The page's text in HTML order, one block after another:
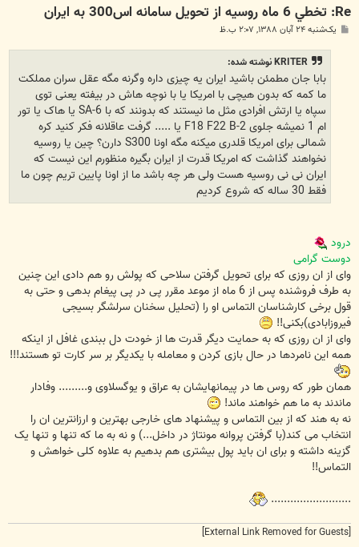
Re: تخطي 6 ماه روسيه از تحويل سامانه اس300 به ايران
یک‌شنبه ۲۴ آبان ۱۳۸۸, ۲:۰۷ ب.ظ
KRITER نوشته شده:
بابا جان مطمئن باشید ایران یه چیزی داره وگرنه مگه عقل سران مملکت
ما کمه که بدون هیچی با امریکا یا با نوچه هاش در بیفته یعنی توی
سپاه یا ارتش افرادی مثل ما نیستند که بدونند که با SA-6 یا هاک یا تور
ام 1 نمیشه جلوی F18 F22 B-2 یا ..... گرفت عاقلانه فکر کنید کره
شمالی برای امریکا قلدری میکنه مگه اونا S300 دارن؟ چین یا روسیه
نخواهند گذاشت که امریکا قدرت از ایران بگیره منظورم این نیست که
ایران نی نی روسیه هست ولی هر چه باشد ما از اونا پایین تریم چون ما
فقط 30 ساله که شروع کردیم
درود
دوست گرامی
وای از ان روزی که برای تحویل گرفتن سلاحی که پولش رو هم دادی این چنین
به طرف فروشنده پس از 6 ماه از موعد مقرر پی در پی پیغام بدهی و حتی به
قول برخی کارشناسان التماس او را (تحلیل سخنان سرلشگر بسیجی
فیروزابادی)بکنی!!
وای از ان روزی که به حمایت دیگر قدرت ها از خودت دل ببندی غافل از اینکه
همه این نامردها در حال بازی کردن و معامله با یکدیگر بر سر کارت تو هستند!!!
همان طور که روس ها در پیمانهایشان به عراق و یوگسلاوی و......... وفادار
ماندند به ما هم خواهند ماند!
نه به هند که از بین التماس و پیشنهاد های خارجی بهترین و ارزانترین ان را
انتخاب می کند(با گرفتن پروانه مونتاژ در داخل...) و نه به ما که تنها و تنها یک
گزینه داشته و برای ان باید پول بیشتری هم بدهیم به علاوه کلی خواهش و
التماس!!
.........................
[External Link Removed for Guests]